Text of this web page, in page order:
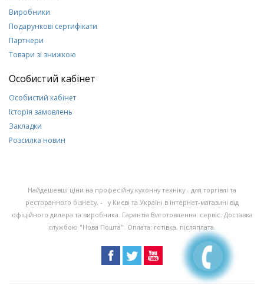
Виробники
Подарункові сертифікати
Партнери
Товари зі знижкою
Особистий кабінет
Особистий кабінет
Історія замовлень
Закладки
Розсилка новин
Найдешевші ціни на професійну кухонну техніку - для торгівлі та
ресторанного бізнесу, - у Києві та Україні в інтернет-магазині від
офіційного дилера та виробника. Гарантія Виготовлення. сервіс. Доставка
службою "Нова Пошта". Оплата: готівка, післяплата.